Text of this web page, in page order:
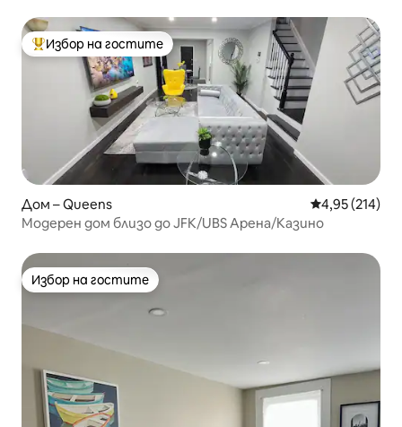
Най-популярен избор на гостите
Избор на гостите
Дом – Queens Средна
4,95 (214)
Модерен дом близо до JFK/UBS Арена/Казино
Избор на гостите
Избор на гостите